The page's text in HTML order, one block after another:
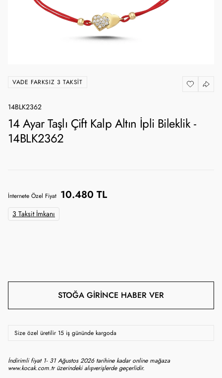
VADE FARKSIZ 3 TAKSIT
14BLK2362
14 Ayar Taşlı Çift Kalp Altın İpli Bileklik -
14BLK2362
İnternete Özel Fiyat 10.480 TL
3 Taksit İmkanı
STOĞA GIRINCE HABER VER
Size özel üretilir 15 iş gününde kargoda
İndirimli fiyat 1- 31 Ağustos 2026 tarihine kadar online mağaza
www.kocak.com.tr üzerindeki alışverişlerde geçerlidir.